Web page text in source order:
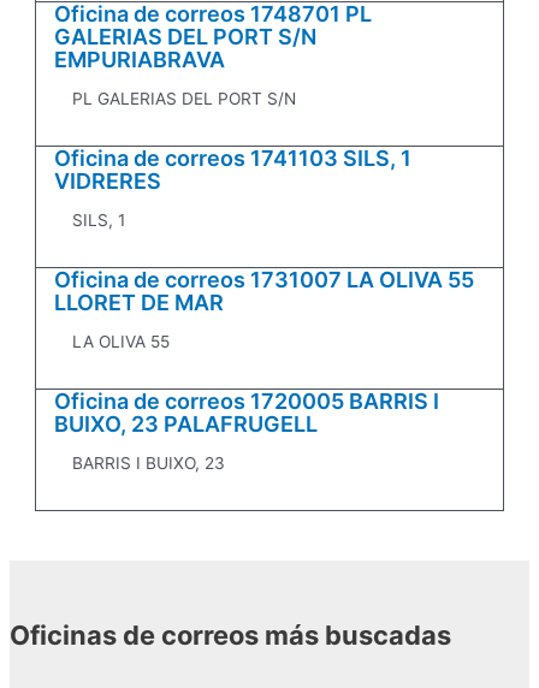
Oficina de correos 1748701 PL
GALERIAS DEL PORT S/N
EMPURIABRAVA
PL GALERIAS DEL PORT S/N
Oficina de correos 1741103 SILS, 1
VIDRERES
SILS, 1
Oficina de correos 1731007 LA OLIVA 55
LLORET DE MAR
LA OLIVA 55
Oficina de correos 1720005 BARRIS I
BUIXO, 23 PALAFRUGELL
BARRIS I BUIXO, 23
Oficinas de correos más buscadas